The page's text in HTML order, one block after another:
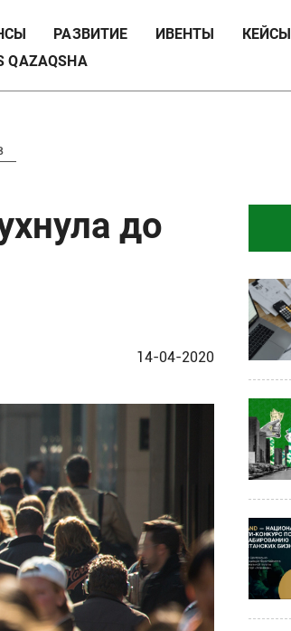
РАЗВИТИЕ ИВЕНТЫ
КЕЙСЫ
QAZAQSHA
до
14-04-2020